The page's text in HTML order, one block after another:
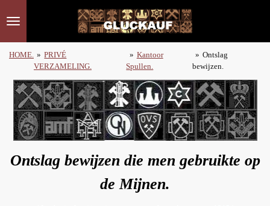
direct
hoofdinhoud
HOME. » PRIVÉ
VERZAMELING.
» Kantoor
Spullen.
» Ontslag
bewijzen.
Ontslag bewijzen die men gebruikte op
de Mijnen.